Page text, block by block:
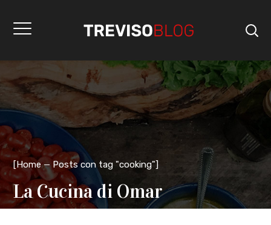
[Home Posts con tag "cooking"]
La Cucina di Omar